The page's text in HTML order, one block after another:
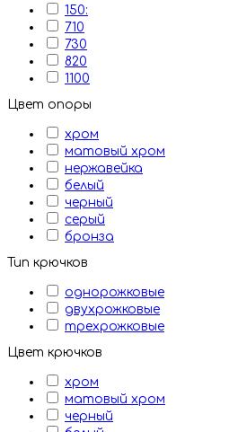
150:
710
730
820
1100
Цвет опоры
хром
матовый хром
нержавейка
белый
черный
серый
бронза
Тип крючков
однорожковые
двухрожковые
трехрожковые
Цвет крючков
хром
матовый хром
черный